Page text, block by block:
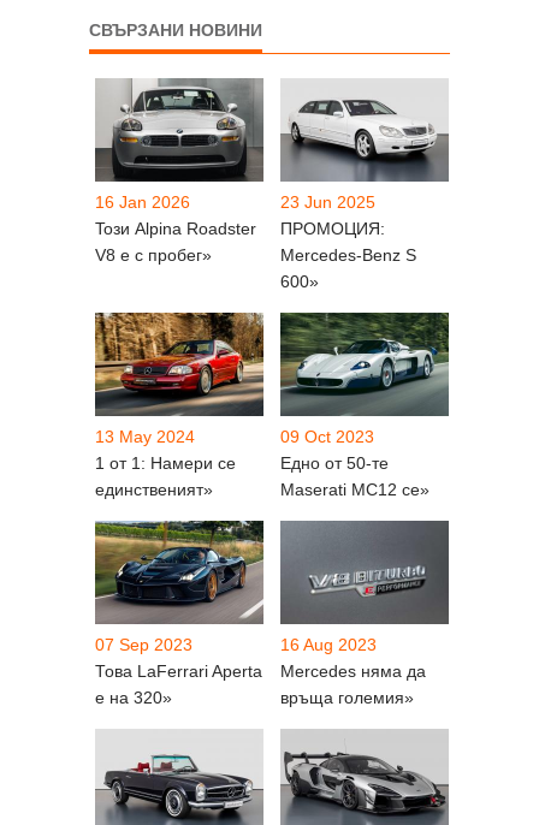
СВЪРЗАНИ НОВИНИ
16 Jan 2026
Toзи Alpina Roadster
V8 е с пробег»
23 Jun 2025
ПРОМОЦИЯ:
Mercedes-Benz S
600»
13 May 2024
1 от 1: Намери се
единственият»
09 Oct 2023
Едно от 50-те
Maserati MC12 се»
07 Sep 2023
Това LaFerrari Aperta
е на 320»
16 Aug 2023
Mercedes няма да
връща големия»